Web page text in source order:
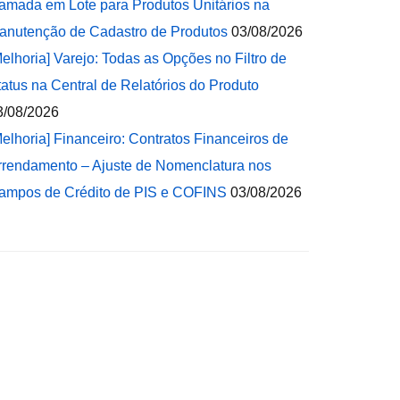
em Lote para Produtos Unitários na
de Cadastro de Produtos 03/08/2026
Varejo: Todas as Opções no Filtro de
na Central de Relatórios do Produto
08/2026
Financeiro: Contratos Financeiros de
– Ajuste de Nomenclatura nos
de Crédito de PIS e COFINS 03/08/2026